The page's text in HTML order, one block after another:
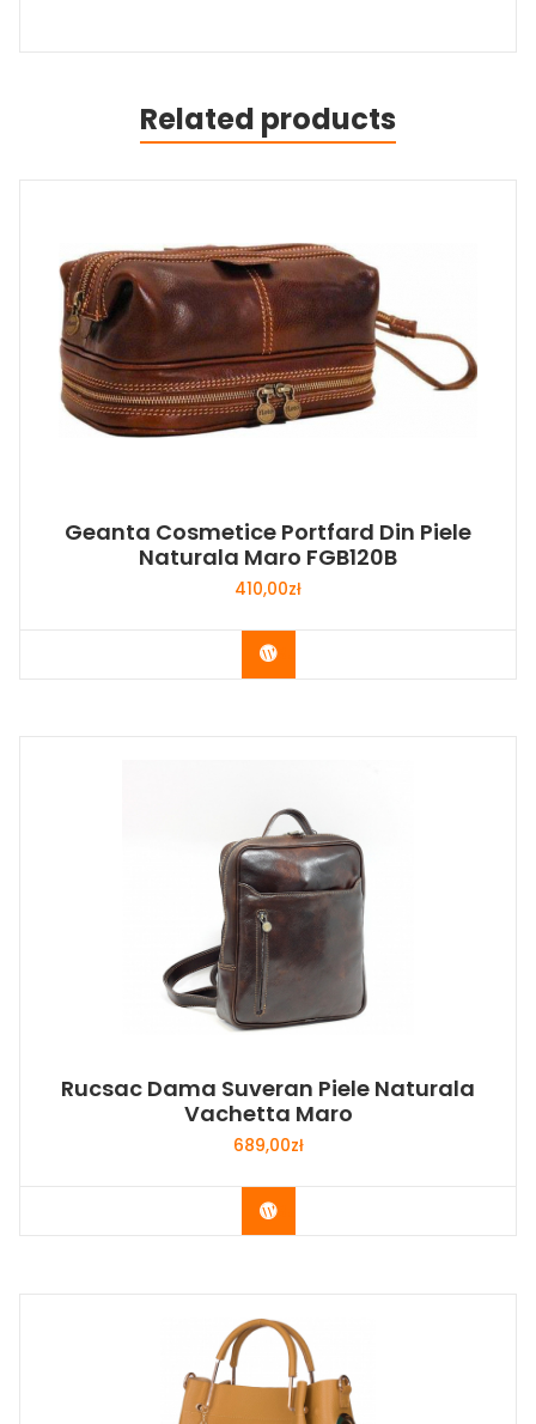
Related products
Geanta Cosmetice Portfard Din Piele
Naturala Maro FGB120B
410,00zł
Buy Now
Rucsac Dama Suveran Piele Naturala
Vachetta Maro
689,00zł
Buy Now